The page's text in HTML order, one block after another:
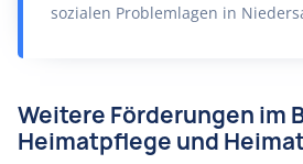
sozialen Problemlagen in
Weitere Förderungen im
Heimatpflege und